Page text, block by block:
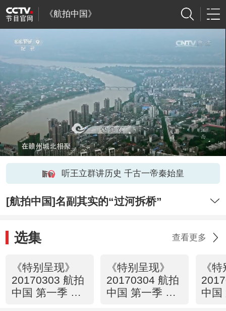
《航拍中国》
听王立群讲历史 千古一帝秦始皇
[航拍中国]名副其实的“过河拆桥”
选集 查看更多
《特别呈现》
20170303 航拍
中国 第一季 第
《特别呈现》
20170304 航拍
中国 第一季 第
《
中国